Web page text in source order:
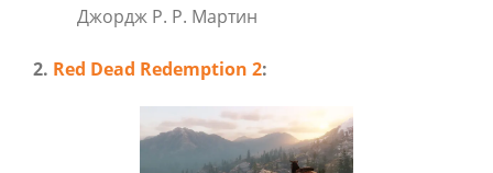
Джордж Р. Р. Мартин
2. Red Dead Redemption 2: